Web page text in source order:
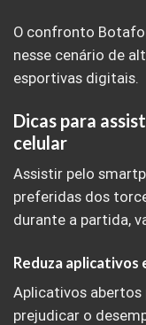
O confronto
nesse cenário de
esportivas digitais.
Dicas para
celular
Assistir pelo
preferidas dos
durante a partida,
Reduza aplicativos
Aplicativos
prejudicar o